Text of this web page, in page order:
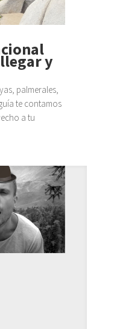
y
palmerales,
te contamos
a tu